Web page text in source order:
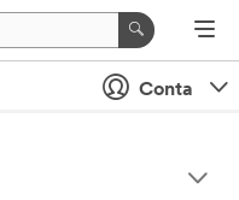
Conta